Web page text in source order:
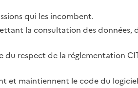
qui les incombent.
la consultation des données,
du respect de la réglementation
et maintiennent le code du logiciel